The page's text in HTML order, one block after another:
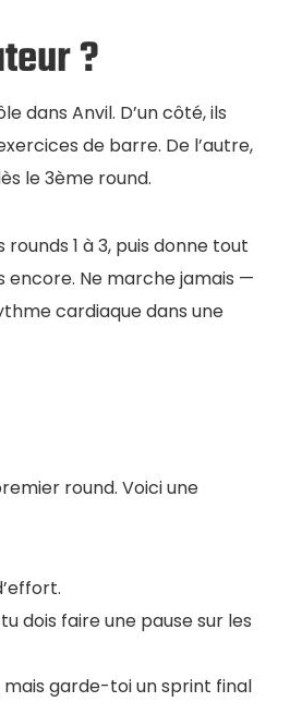
?
dans Anvil. D’un côté, ils
de barre. De l’autre,
le 3ème round.
1 à 3, puis donne tout
encore. Ne marche jamais —
cardiaque dans une
round. Voici une
dois faire une pause sur les
mais garde-toi un sprint final